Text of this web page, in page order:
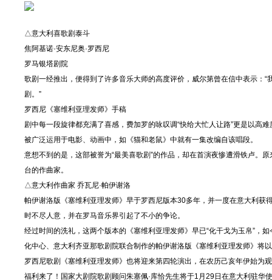
△意大利喜歌剧泰斗
焦阿基诺·安东尼奥·罗西尼
罗马银塔剧院
歌剧一经推出，便得到了许多音乐大师的高度评价，威尔第曾在信中表示：
剧。”
罗西尼《塞维利亚理发师》手稿
剧中每一段旋律都充满了喜感，费加罗的咏叹调“快给大忙人让路”更是以高
被广泛运用于电影、动画中，如《猫和老鼠》中就有一集改编自该唱段。
意想不到的是，这部被誉为“最美喜歌剧”的作品，却在首演夜惨遭滑铁卢。
台的作曲家。
△意大利作曲家 乔瓦尼·帕伊谢洛
帕伊谢洛版《塞维利亚理发师》早于罗西尼版本30多年，并一度在意大利
时不尽人意，并在罗马音乐界引起了不小的争论。
经过时间的洗礼，这两个版本的《塞维利亚理发师》早已“化干戈为玉帛”，
化中心、意大利齐亚那歌剧院联合制作的帕伊谢洛版《塞维利亚理发师》
罗西尼歌剧《塞维利亚理发师》也将迎来第四轮演出，在农历己亥年伊始为
福利来了！国家大剧院歌剧顾问朱塞佩·库恰先生将于1月29日在意大利驻